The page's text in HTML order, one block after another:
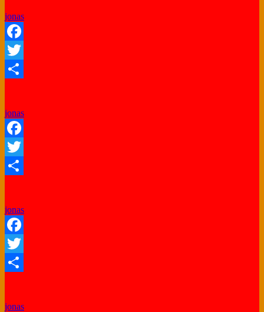
jonas
Facebook
Twitter
jonas
Facebook
Twitter
jonas
Facebook
Twitter
jonas